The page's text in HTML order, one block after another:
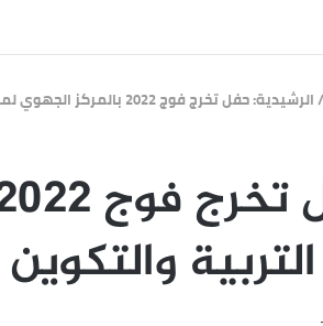
/الرشيدية: حفل تخرج فوج 2022 بالمركز الجهوي لمهن التربية والتكوين
والتكوين